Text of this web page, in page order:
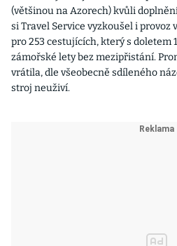
(většinou na Azorech) kvůli
si Travel Service vyzkoušel i provoz
pro 253 cestujících, který s doletem
zámořské lety bez mezipřistání.
vrátila, dle všeobecně sdíleného
stroj neuživí.